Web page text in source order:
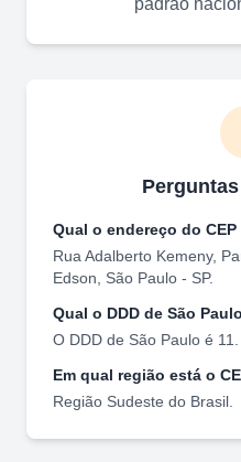
Qual o endereço do CEP
Rua Adalberto Kemeny,
Edson
São Paulo - SP.
Qual o DDD de São Paulo
O DDD de São Paulo é 11
Em qual região está o
Região Sudeste do Brasil.